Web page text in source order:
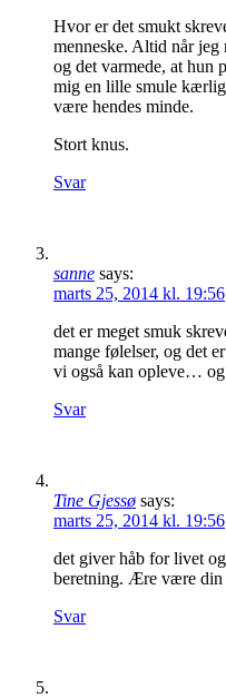
Hvor er det smukt
menneske. Altid når
og det varmede, at hun
mig en lille smule
være hendes minde.
Stort knus.
Svar
sanne says:
marts 25, 2014 kl. 19:56
det er meget smuk
mange følelser, og det
vi også kan opleve…
Svar
Tine Gjessø says:
marts 25, 2014 kl. 19:56
det giver håb for livet
beretning. Ære være din
Svar